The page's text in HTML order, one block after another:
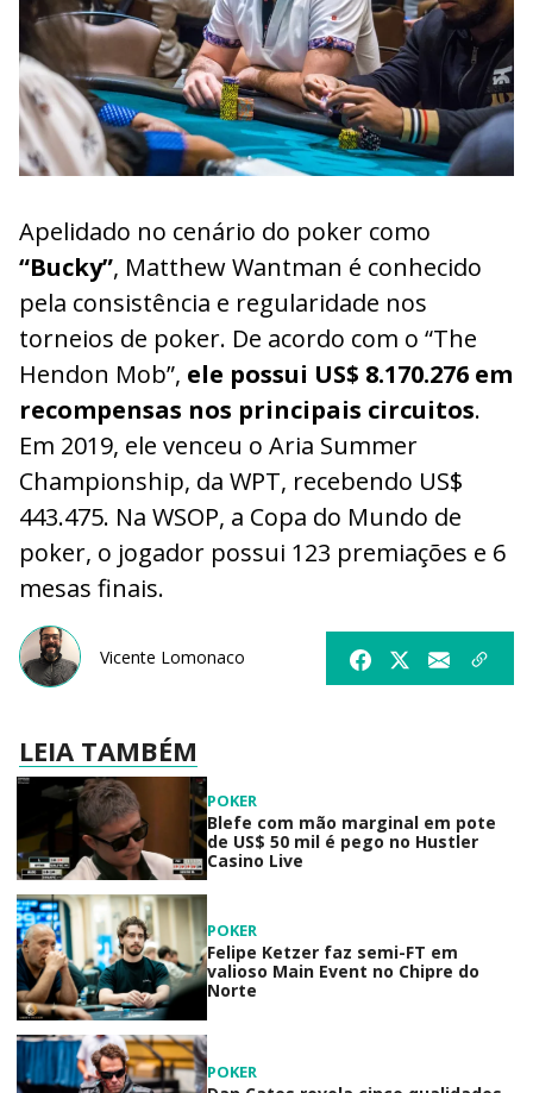
Apelidado no cenário do poker como
“Bucky”, Matthew Wantman é conhecido
pela consistência e regularidade nos
torneios de poker. De acordo com o “The
Hendon Mob”, ele possui US$ 8.170.276 em
recompensas nos principais circuitos.
Em 2019, ele venceu o Aria Summer
Championship, da WPT, recebendo US$
443.475. Na WSOP, a Copa do Mundo de
poker, o jogador possui 123 premiações e 6
mesas finais.
Vicente Lomonaco
LEIA TAMBÉM
POKER
Blefe com mão marginal em pote
de US$ 50 mil é pego no Hustler
Casino Live
POKER
Felipe Ketzer faz semi-FT em
valioso Main Event no Chipre do
Norte
POKER